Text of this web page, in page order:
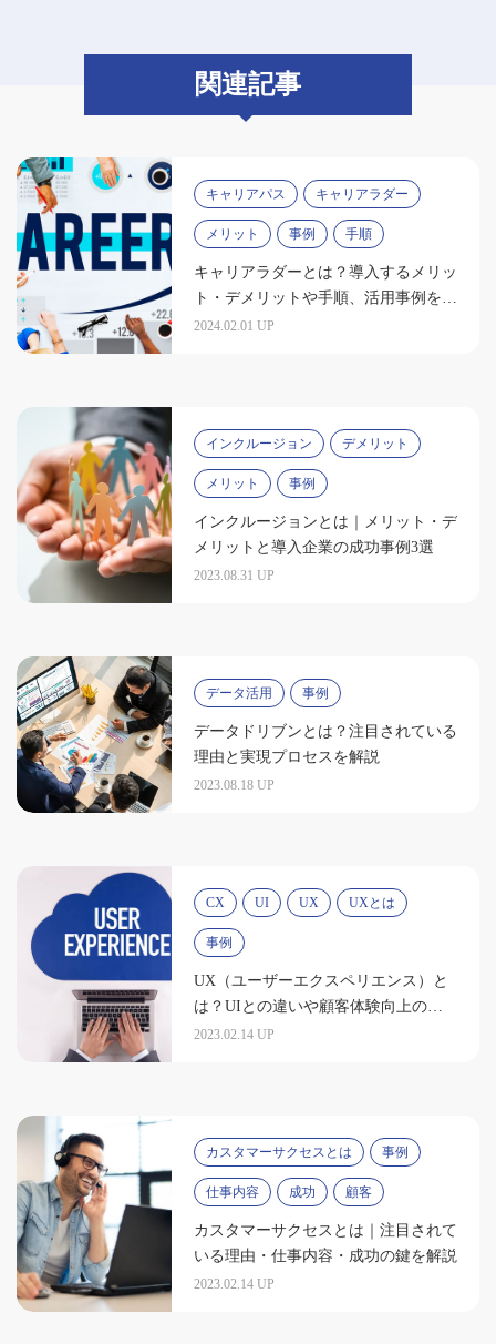
関連記事
キャリアパス キャリアラダー
メリット 事例 手順
キャリアラダーとは？導入するメリッ
ト・デメリットや手順、活用事例を紹
介
2024.02.01 UP
インクルージョン デメリット
メリット 事例
インクルージョンとは｜メリット・デ
メリットと導入企業の成功事例3選
2023.08.31 UP
データ活用 事例
データドリブンとは？注目されている
理由と実現プロセスを解説
2023.08.18 UP
CX UI UX UXとは
事例
UX（ユーザーエクスペリエンス）と
は？UIとの違いや顧客体験向上のポ
イントを解説
2023.02.14 UP
カスタマーサクセスとは 事例
仕事内容 成功 顧客
カスタマーサクセスとは｜注目されて
いる理由・仕事内容・成功の鍵を解説
2023.02.14 UP